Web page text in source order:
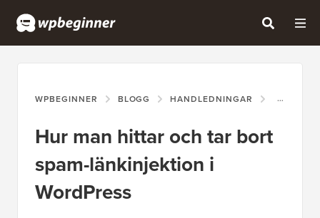
WPBEGINNER BLOGG HANDLEDNINGAR HUR
Hur man hittar och tar bort
spam-länkinjektion i
WordPress